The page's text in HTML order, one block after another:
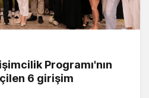
Programı'nın
6 girişim